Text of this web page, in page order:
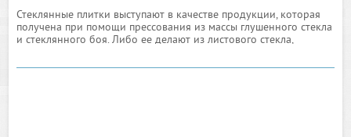
Стеклянные плитки выступают в качестве продукции, которая
получена при помощи прессования из массы глушенного стекла
и стеклянного боя. Либо ее делают из листового стекла,
термической обработке. Плиточные поверхности с внутренней